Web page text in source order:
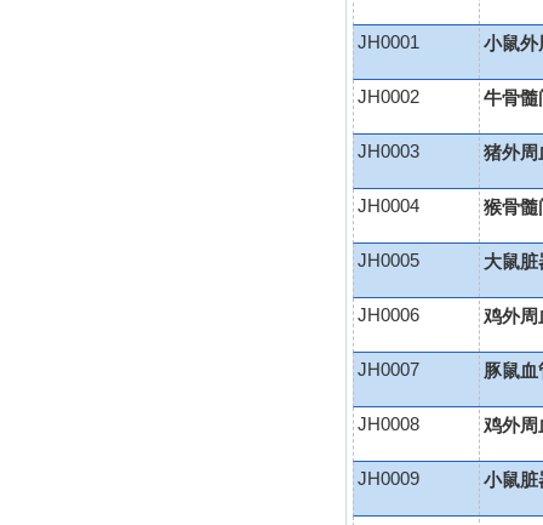
JH0001 小鼠外
JH0002 牛骨髓
JH0003 猪外周
JH0004 猴骨髓
JH0005 大鼠
JH0006 鸡外周
JH0007 豚鼠
JH0008 鸡外周
JH0009 小鼠脏